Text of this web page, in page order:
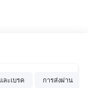
ละเบรค การส่งผ่าน